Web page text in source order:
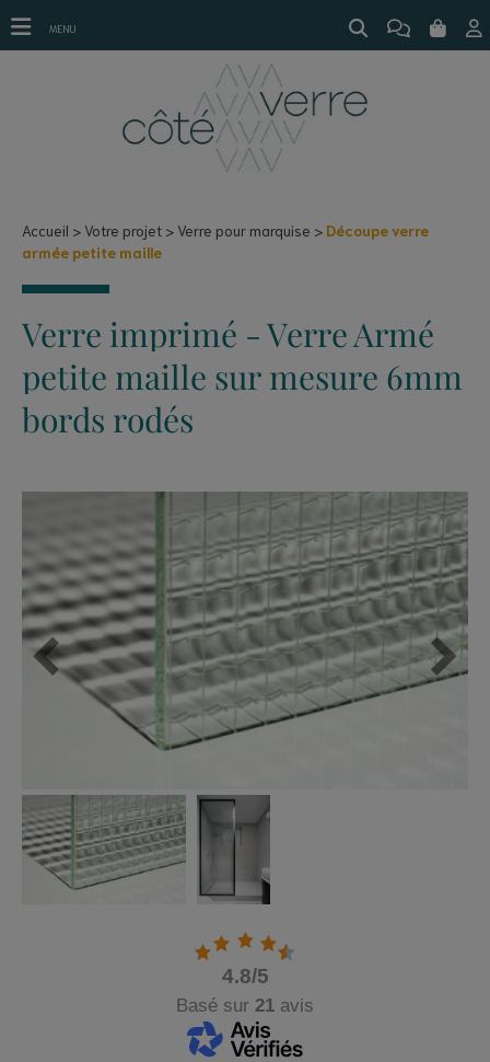
Découpe verre armée petite maille
Accueil Votre projet Verre pour marquise
Découpe verre
armée petite maille
Verre imprimé - Verre Armé
petite maille sur mesure 6mm
bords rodés
4.8/5
Basé sur 21 avis
MENU